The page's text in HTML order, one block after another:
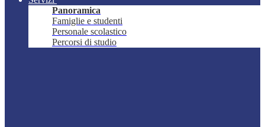
Panoramica
Famiglie e studenti
Personale scolastico
Percorsi di studio